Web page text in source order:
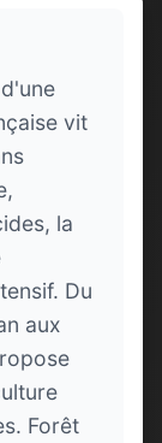
vit
la
Du
aux
Forêt